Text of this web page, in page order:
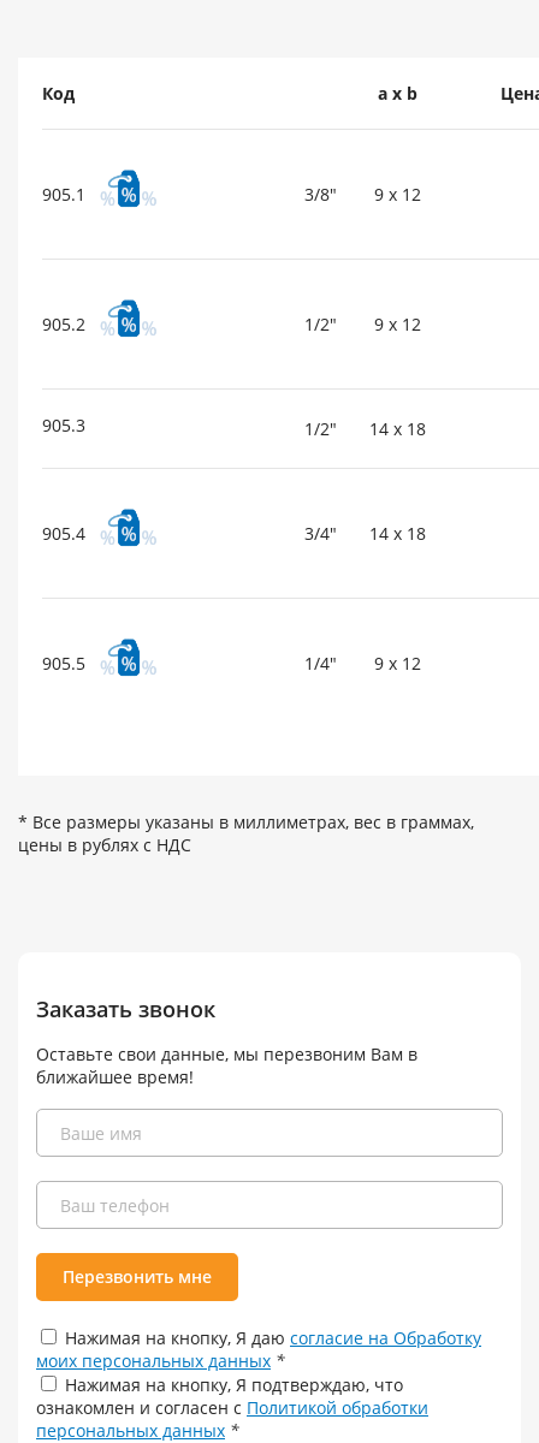
Код a x b
905.1 3/8" 9 x 12
905.2 1/2" 9 x 12
905.3 1/2" 14 x 18
905.4 3/4" 14 x 18
905.5 1/4" 9 x 12
* Все размеры указаны в миллиметрах, вес в граммах,
цены в рублях с НДС
Заказать звонок
Оставьте свои данные, мы перезвоним Вам в
ближайшее время!
Перезвонить мне
Нажимая на кнопку, Я даю согласие на Обработку
моих персональных данных *
Нажимая на кнопку, Я подтверждаю, что
ознакомлен и согласен с Политикой обработки
персональных данных *